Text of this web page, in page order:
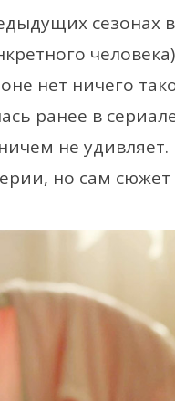
сезонах
нет ничего
ранее в
не
но сам